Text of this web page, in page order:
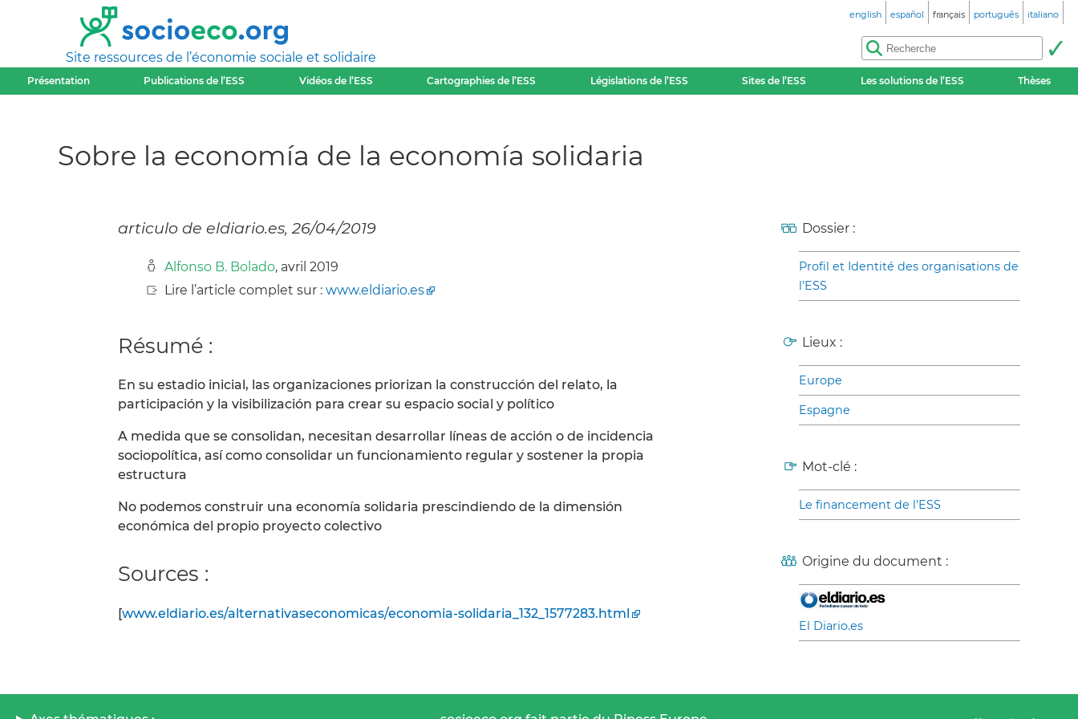
Site ressources de l’économie sociale et solidaire
english español français português italiano
Présentation Publications de l’ESS Vidéos de l’ESS Cartographies de l’ESS Législations de l’ESS Sites de l’ESS Les solutions de l’ESS Thèses
Sobre la economía de la economía solidaria
articulo de eldiario.es, 26/04/2019
Alfonso B. Bolado, avril 2019
Lire l’article complet sur : www.eldiario.es
Résumé :
En su estadio inicial, las organizaciones priorizan la construcción del relato, la
participación y la visibilización para crear su espacio social y político
A medida que se consolidan, necesitan desarrollar líneas de acción o de incidencia
sociopolítica, así como consolidar un funcionamiento regular y sostener la propia
estructura
No podemos construir una economía solidaria prescindiendo de la dimensión
económica del propio proyecto colectivo
Sources :
[www.eldiario.es/alternativaseconomicas/economia-solidaria_132_1577283.html
Dossier :
Profil et Identité des organisations de
l’ESS
Lieux :
Europe
Espagne
Mot-clé :
Le financement de l’ESS
Origine du document :
El Diario.es